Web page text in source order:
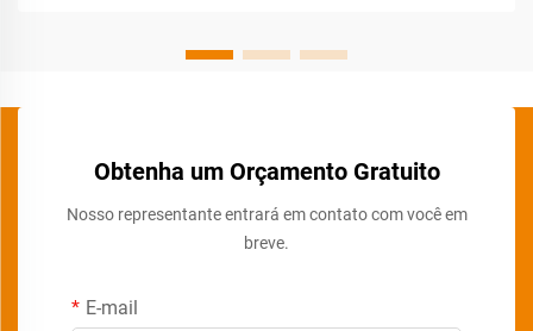
Obtenha um Orçamento Gratuito
Nosso representante entrará em contato com você em
breve.
E-mail